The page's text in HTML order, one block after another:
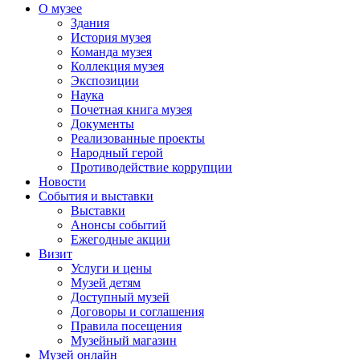
О музее
Здания
История музея
Команда музея
Коллекция музея
Экспозиции
Наука
Почетная книга музея
Документы
Реализованные проекты
Народный герой
Противодействие коррупции
Новости
События и выставки
Выставки
Анонсы событий
Ежегодные акции
Визит
Услуги и цены
Музей детям
Доступный музей
Договоры и соглашения
Правила посещения
Музейный магазин
Музей онлайн